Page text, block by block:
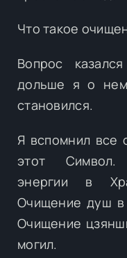
Что такое
Вопрос
дольше я о
становился.
Я вспомнил все
этот Символ.
энергии в
Очищение душ в
Очищение
могил.